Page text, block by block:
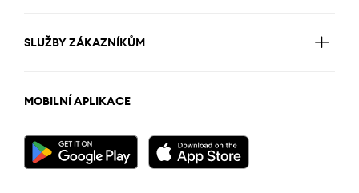
SLUŽBY ZÁKAZNÍKŮM
MOBILNÍ APLIKACE